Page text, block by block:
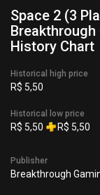
Space 2 (3
Breakthrough
History Chart
Historical high price
R$ 5,50
Historical low price
R$ 5,50 R$ 5,50
Publisher
Breakthrough